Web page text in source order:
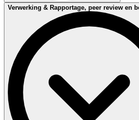
Fase 1
Tijdens deze fase valideren en verzamelen
hebt verstrekt en stellen we de
of u klaar bent voor auditfase 2 door een
beoordelen: de managementsysteem-
auditproces en de eigen directiebeoordeling
De auditor stelt hierover een rapportage op
resultaten met u.
Fase 2
Tijdens deze fase toetst DEKRA de
van het systeem in de praktijk. Dit wordt
gesprekken met werknemers door alle
deze manier kan worden vastgesteld of uw
Verwerking & Rapportage, peer review en